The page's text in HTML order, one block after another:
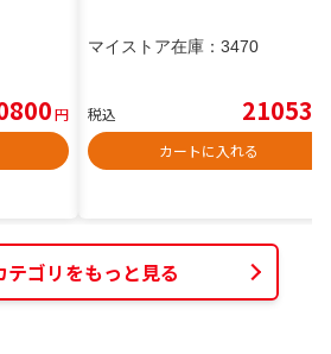
円
マイストア在庫： 3470
税込 21053
カートに入れる
テゴリをもっと見る